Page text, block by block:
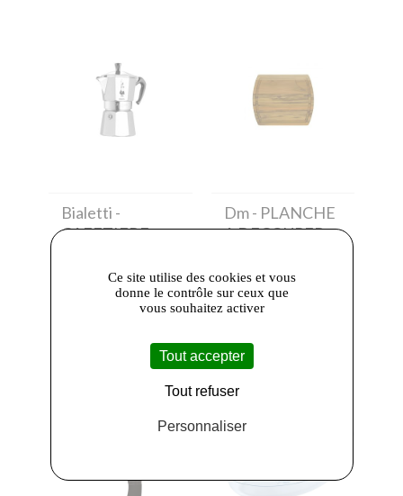
Bialetti -
CAFETIERE
MOKA 3
TASSES
Dm- PLANCHE
A DECOUPER
63,00 €
Ce site utilise des cookies et vous
donne le contrôle sur ceux que
vous souhaitez activer
Tout accepter
Tout refuser
Personnaliser